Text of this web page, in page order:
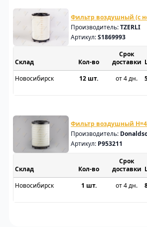
Фильтр воздушный (с
Производитель:TZERLI
Артикул:S1869993
Склад
Срок
доставки
Новосибирск
12 шт. от 4 дн.
Фильтр воздушный
Производитель:
Артикул: P953211
Склад
Срок
доставки
Новосибирск
1 шт. от 4 дн.